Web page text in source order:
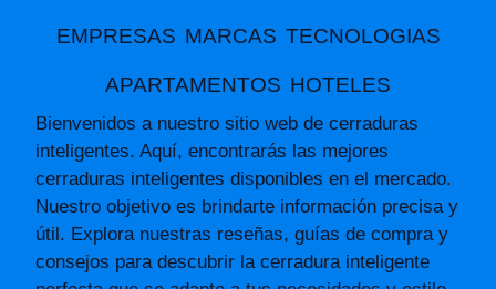
EMPRESAS MARCAS TECNOLOGIAS
APARTAMENTOS HOTELES
Bienvenidos a nuestro sitio web de cerraduras
inteligentes. Aquí, encontrarás las mejores
cerraduras inteligentes disponibles en el mercado.
Nuestro objetivo es brindarte información precisa y
útil. Explora nuestras reseñas, guías de compra y
consejos para descubrir la cerradura inteligente